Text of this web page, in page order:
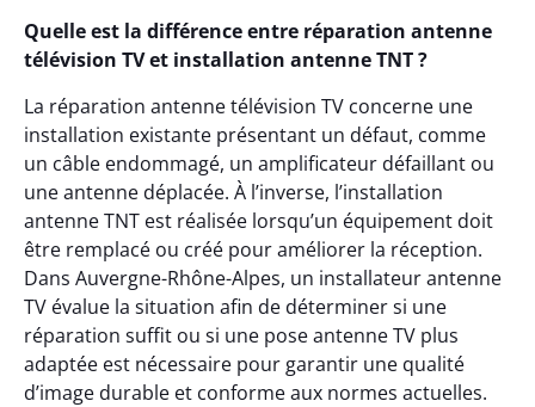
Quelle est la différence entre réparation antenne
télévision TV et installation antenne TNT ?
La réparation antenne télévision TV concerne une
installation existante présentant un défaut, comme
un câble endommagé, un amplificateur défaillant ou
une antenne déplacée. À l’inverse, l’installation
antenne TNT est réalisée lorsqu’un équipement doit
être remplacé ou créé pour améliorer la réception.
Dans Auvergne-Rhône-Alpes, un installateur antenne
TV évalue la situation afin de déterminer si une
réparation suffit ou si une pose antenne TV plus
adaptée est nécessaire pour garantir une qualité
d’image durable et conforme aux normes actuelles.